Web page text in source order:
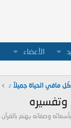
الأعضاء
مافي الحياة جميلاً ♪
وتفسيره
وصفاته يهتم بالقرآن